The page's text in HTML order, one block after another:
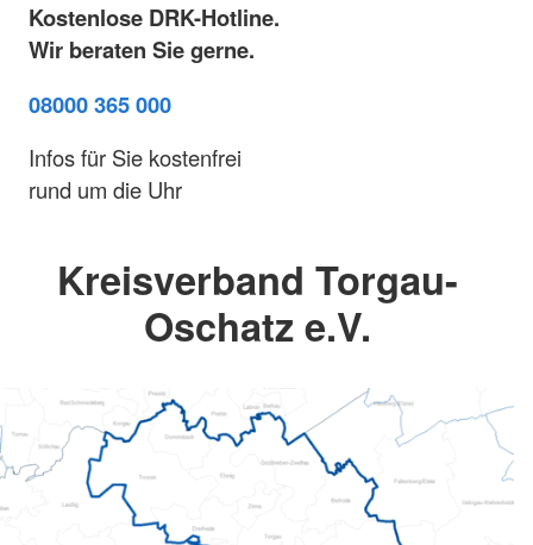
Kostenlose DRK-Hotline.
Wir beraten Sie gerne.
08000 365 000
Infos für Sie kostenfrei
rund um die Uhr
Kreisverband Torgau-
Oschatz e.V.